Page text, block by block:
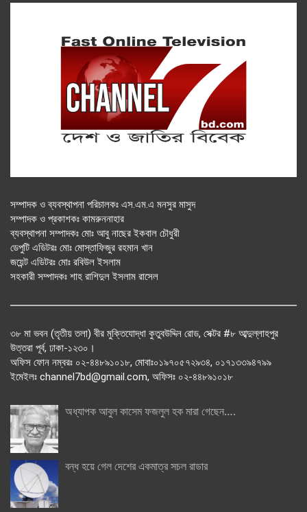
সম্পাদক ও ব্যবস্থাপনা পরিচালকঃ এস.এম.এ মনসুর মাসুদ
সম্পাদক ও প্রকাশকঃ কামরুননাহার
ব্যবস্থাপনা সম্পাদকঃ মোঃ আবু নাছের ইকবাল চৌধুরী
ডেপুটি এডিটরঃ মোঃ মোস্তাফিজুর রহমান খান
জয়েন্ট এডিটরঃ মোঃ রবিউল ইসলাম
সহকারী সম্পাদকঃ শাহ রাশিদুল ইসলাম রাসেল
৩৮ মা ভবন (তৃতীয় তলা) বীর মুক্তিযোদ্ধা কুতুবউদ্দিন রোড, সেক্টর #৮ আব্দুল্লাহপুর
উত্তরা পূর্ব, ঢাকা-১২৩০।
অফিস ফোন নম্বরঃ ০২-৪৪৮৯১০১৮, মোবাঃ০১৯৭০৫৭২৯৩৪, ০১৭১৩৩৯৪৭৯৯
ইমেইলঃ channel7bd@gmail.com, অফিসঃ ০২-৪৪৮৯১০১৮
অধ্যাপক আবুল কাসেম ফজলুল হক মারা গেছেন….
বন্ধ হয়ে গেল দেশের একমাত্র সচল রাডার